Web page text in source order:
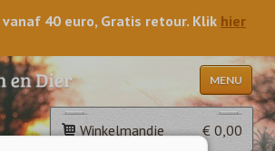
40 euro, Gratis retour. Klik hier
MENU
Winkelmandje € 0,00